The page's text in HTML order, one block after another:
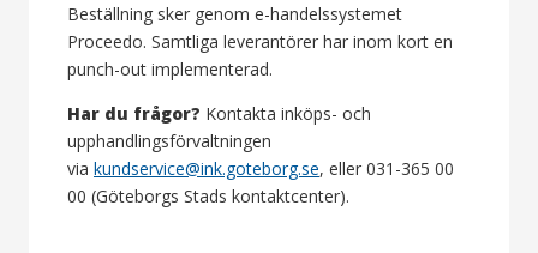
Beställning sker genom e-handelssystemet
Proceedo. Samtliga leverantörer har inom kort en
punch-out implementerad.
Har du frågor? Kontakta inköps- och
upphandlingsförvaltningen
via kundservice@ink.goteborg.se, eller 031-365 00
00 (Göteborgs Stads kontaktcenter).